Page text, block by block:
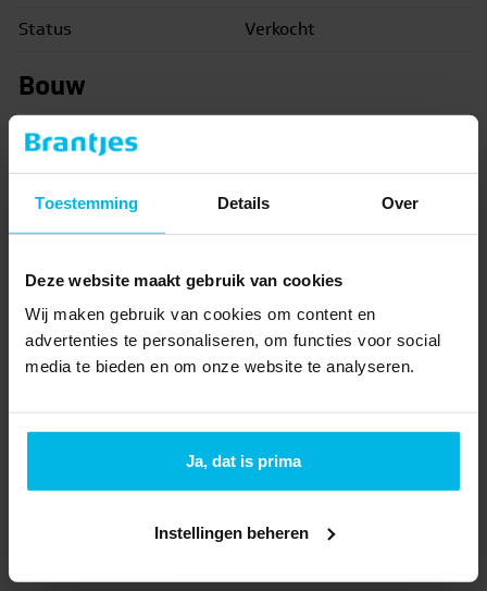
Toestemming Details Over
Deze website maakt gebruik van cookies
Wij maken gebruik van cookies om content en
advertenties te personaliseren, om functies voor social
media te bieden en om onze website te analyseren.
Ja, dat is prima
Instellingen beheren
Status
Verkocht
Bouw
Type object
Appartement
Bouwjaar
2025
Soort
Portiekflat
Isolatievormen
Volledig geïsoleerd
Woonoppervlakte 66 m2
Inhoud 198 m
Verdiepingen
1